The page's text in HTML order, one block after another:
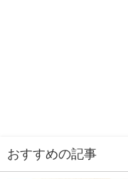
おすすめの記事